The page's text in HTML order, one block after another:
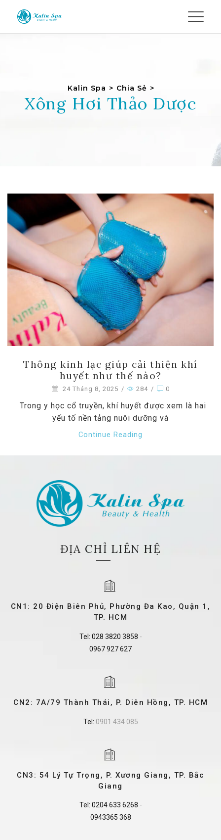
Kalin Spa > Chia Sẻ >
Xông Hơi Thảo Dược
Thông kinh lạc giúp cải thiện khí
huyết như thế nào?
24 Tháng 8, 2025 / 284 / 0
Trong y học cổ truyền, khí huyết được xem là hai
yếu tố nền tảng nuôi dưỡng và
Continue Reading
ĐỊA CHỈ LIÊN HỆ
CN1: 20 Điện Biên Phủ, Phường Đa Kao, Quận 1,
TP. HCM
Tel: 028 3820 3858 -
0967 927 627
CN2: 7A/79 Thành Thái, P. Diên Hồng, TP. HCM
Tel: 0901 434 085
CN3: 54 Lý Tự Trọng, P. Xương Giang, TP. Bắc
Giang
Tel: 0204 633 6268 -
0943365 368